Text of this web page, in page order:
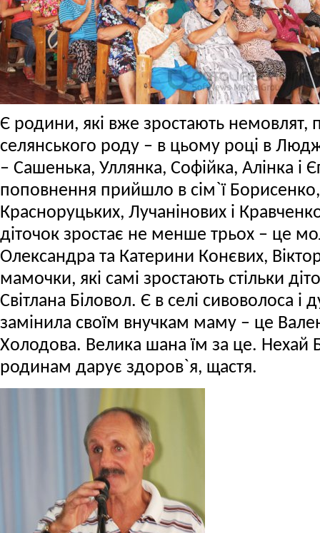
Є родини, які вже зростають немовлят,
селянського роду – в цьому році в
– Сашенька, Уллянка, Софійка, Алінка і
поповнення прийшло в сім`ї
Красноруцьких, Лучанінових і
діточок зростає не менше трьох – це
Олександра та Катерини Конєвих,
мамочки, які самі зростають стільки
Світлана Біловол. Є в селі сивоволоса
замінила своїм внучкам маму – це
Холодова. Велика шана їм за це. Нехай
родинам дарує здоров`я, щастя.